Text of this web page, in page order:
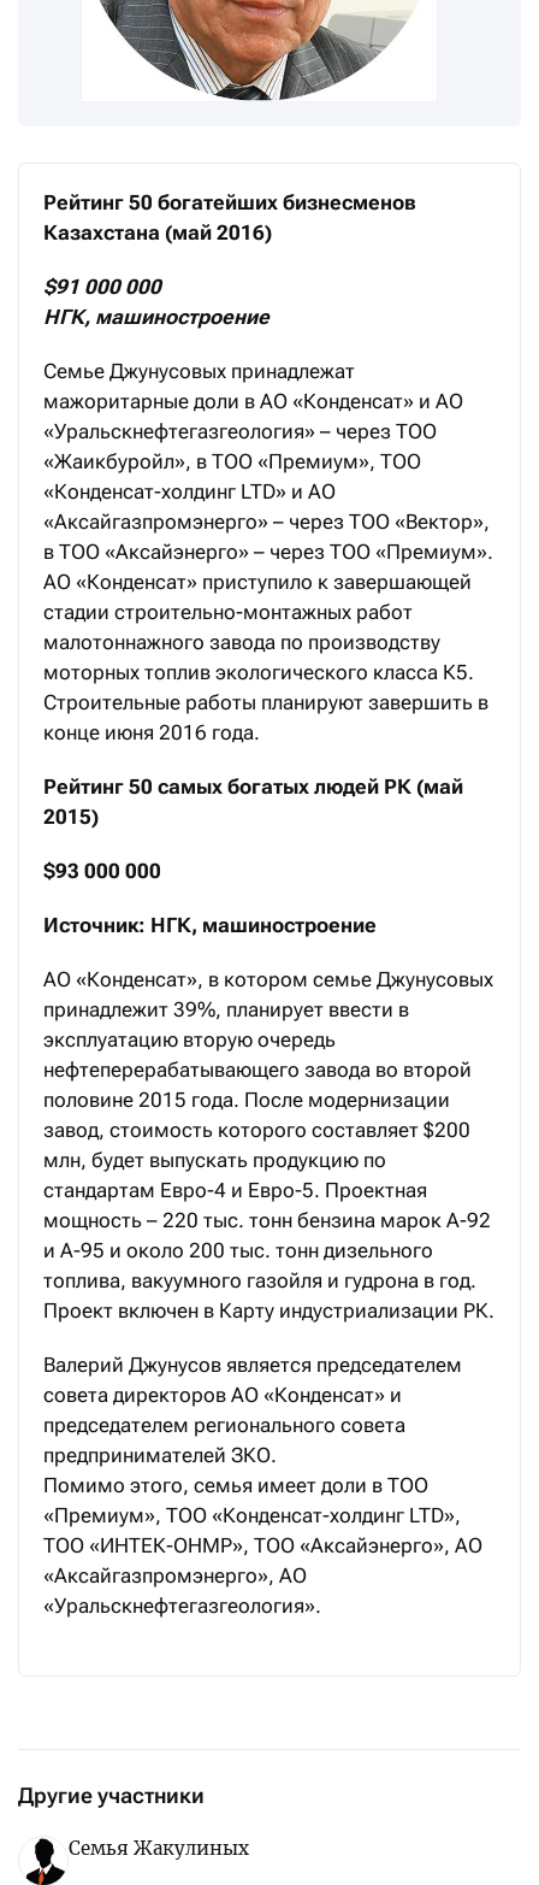
Рейтинг 50 богатейших бизнесменов
Казахстана (май 2016)
$91 000 000
НГК, машиностроение
Семье Джунусовых принадлежат
мажоритарные доли в АО «Конденсат» и АО
«Уральскнефтегазгеология» – через ТОО
«Жаикбуройл», в ТОО «Премиум», ТОО
«Конденсат-холдинг LTD» и АО
«Аксайгазпромэнерго» – через ТОО «Вектор»,
в ТОО «Аксайэнерго» – через ТОО «Премиум».
АО «Конденсат» приступило к завершающей
стадии строительно-монтажных работ
малотоннажного завода по производству
моторных топлив экологического класса К5.
Строительные работы планируют завершить в
конце июня 2016 года.
Рейтинг 50 самых богатых людей РК (май
2015)
$93 000 000
Источник: НГК, машиностроение
АО «Конденсат», в котором семье Джунусовых
принадлежит 39%, планирует ввести в
эксплуатацию вторую очередь
нефтеперерабатывающего завода во второй
половине 2015 года. После модернизации
завод, стоимость которого составляет $200
млн, будет выпускать продукцию по
стандартам Евро-4 и Евро-5. Проектная
мощность – 220 тыс. тонн бензина марок А-92
и А-95 и около 200 тыс. тонн дизельного
топлива, вакуумного газойля и гудрона в год.
Проект включен в Карту индустриализации РК.
Валерий Джунусов является председателем
совета директоров АО «Конденсат» и
председателем регионального совета
предпринимателей ЗКО.
Помимо этого, семья имеет доли в ТОО
«Премиум», ТОО «Конденсат-холдинг LTD»,
ТОО «ИНТЕК-ОНМР», ТОО «Аксайэнерго», АО
«Аксайгазпромэнерго», АО
«Уральскнефтегазгеология».
Другие участники
Семья Жакулиных